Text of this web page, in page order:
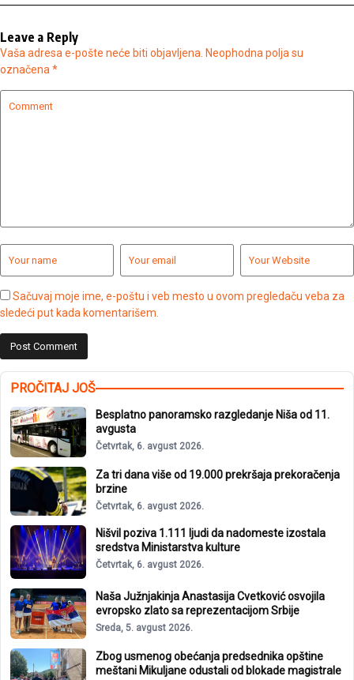
Leave a Reply
Vaša adresa e-pošte neće biti objavljena. Neophodna polja su
označena*
Sačuvaj moje ime, e-poštu i veb mesto u ovom pregledaču veba za
sledeći put kada komentarišem.
PROČITAJ JOŠ
Besplatno panoramsko razgledanje Niša od 11.
avgusta
Četvrtak, 6. avgust 2026.
Za tri dana više od 19.000 prekršaja prekoračenja
brzine
Četvrtak, 6. avgust 2026.
Nišvil poziva 1.111 ljudi da nadomeste izostala
sredstva Ministarstva kulture
Četvrtak, 6. avgust 2026.
Naša Južnjakinja Anastasija Cvetković osvojila
evropsko zlato sa reprezentacijom Srbije
Sreda, 5. avgust 2026.
Zbog usmenog obećanja predsednika opštine
meštani Mikuljane odustali od blokade magistrale